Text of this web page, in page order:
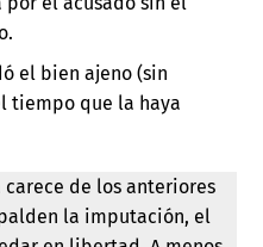
el bien ajeno (sin
tiempo que la haya
de los anteriores
la imputación, el